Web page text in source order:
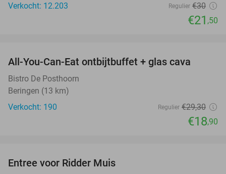
Verkocht: 12.203
Regulier €30
€21 ,50
All-You-Can-Eat ontbijtbuffet + glas cava
Bistro De Posthoorn
Beringen (13 km)
Verkocht: 190
Regulier €29,30
€18,90
Entree voor Ridder Muis